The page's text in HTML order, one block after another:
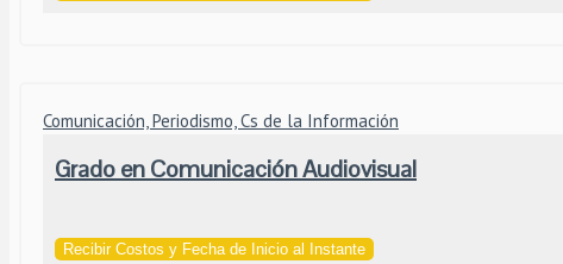
Comunicación, Periodismo, Cs de la Información
Grado en Comunicación Audiovisual
Recibir Costos y Fecha de Inicio al Instante